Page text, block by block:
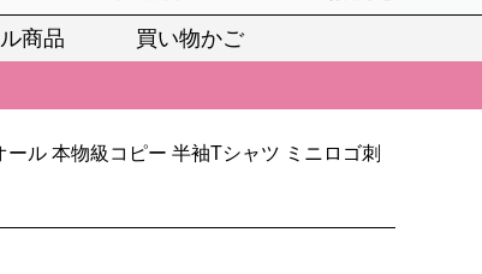
商品 買い物かご
けます。
しなく。
ます。
ール 本物級コピー 半袖Tシャツ ミニロゴ刺